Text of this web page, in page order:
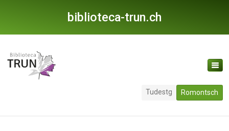
biblioteca-trun.ch
Tudestg Romontsch